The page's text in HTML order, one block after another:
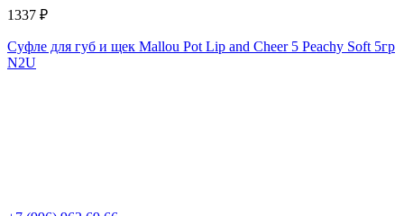
1337 ₽
Суфле для губ и щек Mallou Pot Lip and Cheer 5 Peachy Soft 5гр
N2U